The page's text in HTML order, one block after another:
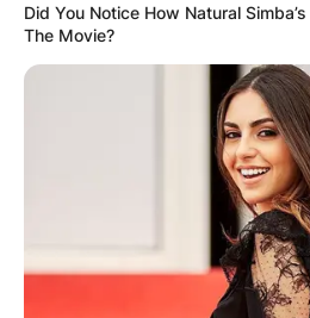
Did You Notice How Natural
The Movie?